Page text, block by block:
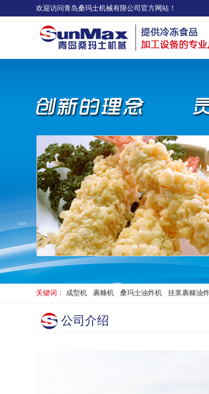
欢迎访问青岛桑玛士机械有限公司官方网站！
关键词： 成型机 裹糠机 桑玛士油炸机 挂浆裹糠油
公司介绍